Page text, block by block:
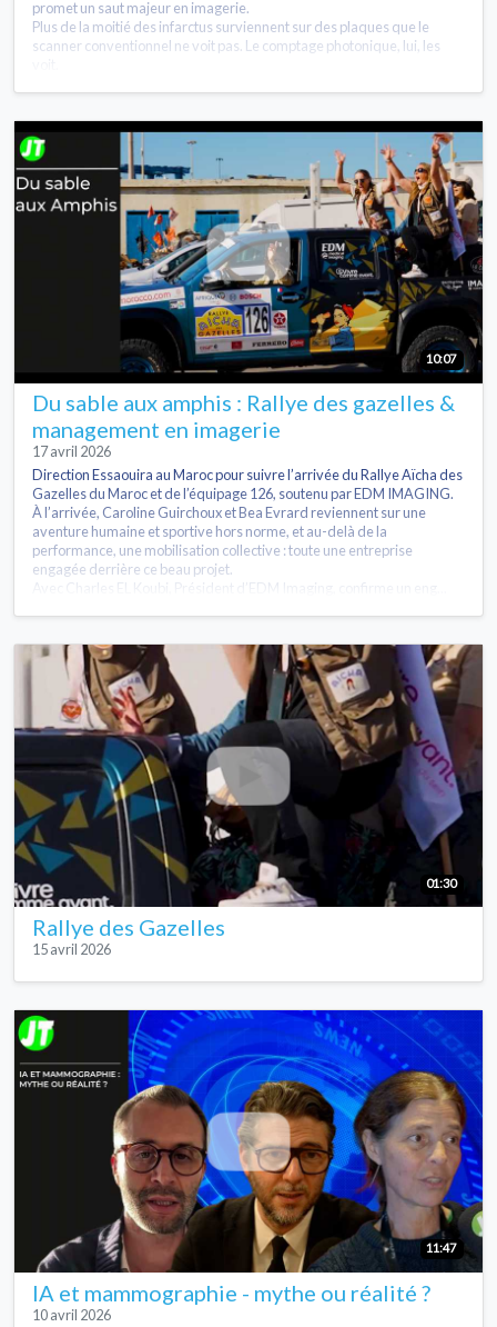
promet un saut majeur en imagerie.
Plus de la moitié des infarctus surviennent sur des plaques que le
scanner conventionnel ne voit pas. Le comptage photonique, lui, les
10:07
Du sable aux amphis : Rallye des gazelles &
management en imagerie
17 avril 2026
Direction Essaouira au Maroc pour suivre l’arrivée du Rallye Aïcha des
Gazelles du Maroc et de l’équipage 126, soutenu par EDM IMAGING.
À l’arrivée, Caroline Guirchoux et Bea Evrard reviennent sur une
aventure humaine et sportive hors norme, et au-delà de la
performance, une mobilisation collective : toute une entreprise
engagée derrière ce beau projet.
Avec Charles EL Koubi, Président d’EDM Imaging, confirme un eng...
01:30
Rallye des Gazelles
15 avril 2026
11:47
IA et mammographie - mythe ou réalité ?
10 avril 2026